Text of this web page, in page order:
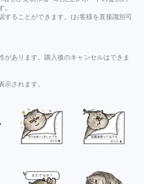
。
することができます。(お客様を直接識別可
があります。購入後のキャンセルはできま
示されます。